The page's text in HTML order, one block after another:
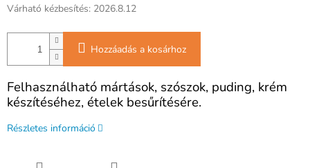
Várható kézbesítés: 2026.8.12
Hozzáadás a kosárhoz
Felhasználható mártások, szószok, puding, krém
készítéséhez, ételek besűrítésére.
Részletes információ